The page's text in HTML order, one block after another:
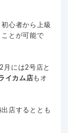
心者から上級
とが可能で
月には2号店と
イカム店もオ
店するととも